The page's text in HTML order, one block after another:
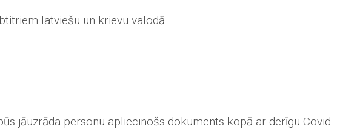
latviešu un krievu valodā.
jāuzrāda personu apliecinošs dokuments kopā ar derīgu Covid-